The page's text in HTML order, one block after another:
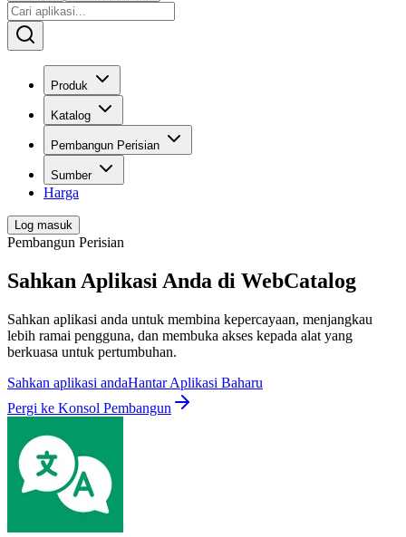
Produk
Katalog
Pembangun Perisian
Sumber
Harga
Log masuk
Pembangun Perisian
Sahkan Aplikasi Anda di WebCatalog
Sahkan aplikasi anda untuk membina kepercayaan, menjangkau
lebih ramai pengguna, dan membuka akses kepada alat yang
berkuasa untuk pertumbuhan.
Sahkan aplikasi andaHantar Aplikasi Baharu
Pergi ke Konsol Pembangun